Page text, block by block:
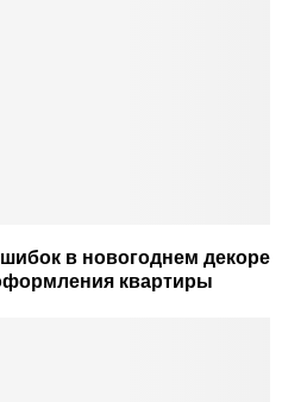
в новогоднем декоре
квартиры